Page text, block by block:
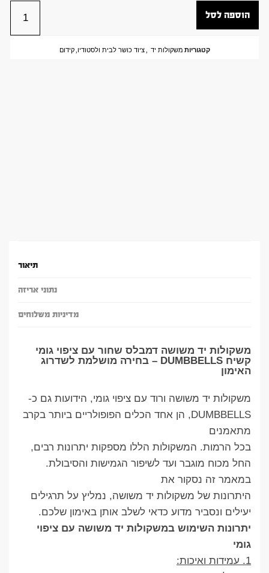
הוספה לסל
קטגוריות משקולות יד ,ציוד כושר לבית ולסטודיו,קידום
תיאור
נתוני אריזה
מדיניות משלוחים
משקולות יד משושה דמבלס שחור עם ציפוי גומי
קשיח DUMBBELLS – בחירה מושלמת לשדרוג
האימון
משקולות יד משושה ורוד עם ציפוי גומי, הידועות גם כ-
DUMBBELLS, הן אחד הכלים הפופולריים ביותר בקרב
מתאמנים
בכל הרמות. המשקולות הללו מספקות יתרונות רבים,
החל מכוח מוגבר ועד לשיפור הגמישות והסיבולת.
במאמר זה נסקור את
היתרונות של משקולות יד משושה, נמליץ על תרגילים
יעילים ונסביר מדוע כדאי לשלב אותן באימון שלכם.
יתרונות השימוש במשקולות יד משושה עם ציפוי
גומי
1. עמידות ואיכות: